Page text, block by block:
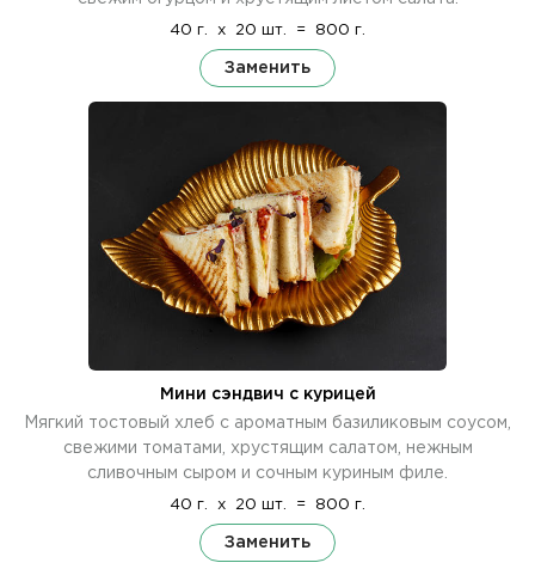
40 г. x 20 шт. = 800 г.
Заменить
Мини сэндвич с курицей
Мягкий тостовый хлеб с ароматным базиликовым соусом,
свежими томатами, хрустящим салатом, нежным
сливочным сыром и сочным куриным филе.
40 г. x 20 шт. = 800 г.
Заменить